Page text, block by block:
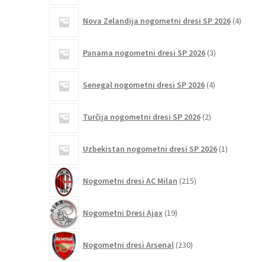
Nova Zelandija nogometni dresi SP 2026 4izdelki
Panama nogometni dresi SP 2026 3izdelki
Senegal nogometni dresi SP 2026 4izdelki
Turčija nogometni dresi SP 2026 2izdelka
Uzbekistan nogometni dresi SP 2026 1izdelek
Nogometni dresi AC Milan 215izdelkov
Nogometni Dresi Ajax 19izdelkov
Nogometni dresi Arsenal 230izdelkov